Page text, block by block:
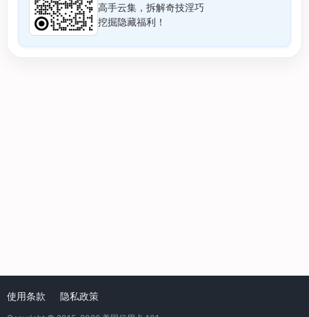
高手云集，拆解奇技淫巧
挖掘隐藏福利！
使用条款 隐私政策